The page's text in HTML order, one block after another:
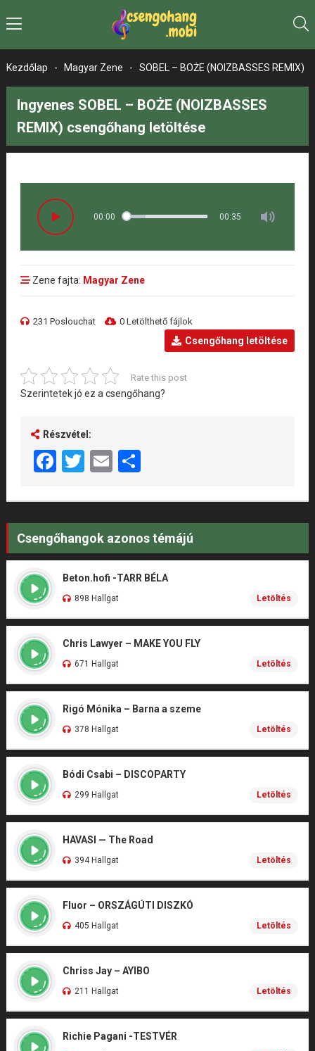
Kezdőlap - Magyar Zene - SOBEL – BOŻE (NOIZBASSES REMIX)
Ingyenes SOBEL – BOŻE (NOIZBASSES
REMIX) csengőhang letöltése
00:00 00:35
Zene fajta: Magyar Zene
231 Poslouchat 0 Letölthető fájlok
Csengőhang letöltése
Rate this post
Szerintetek jó ez a csengőhang?
Részvétel:
Facebook
Twitter
EmailShare
Csengőhangok azonos témájú
Beton.hofi -TARR BÉLA
898 Hallgat Letöltés
Chris Lawyer – MAKE YOU FLY
671 Hallgat Letöltés
Rigó Mónika – Barna a szeme
378 Hallgat Letöltés
Bódi Csabi – DISCOPARTY
299 Hallgat Letöltés
HAVASI — The Road
394 Hallgat Letöltés
Fluor – ORSZÁGÚTI DISZKÓ
405 Hallgat Letöltés
Chriss Jay – AYIBO
211 Hallgat Letöltés
Richie Pagani -TESTVÉR